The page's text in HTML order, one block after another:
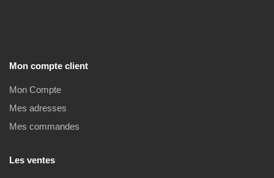
Mon compte client
Mon Compte
Mes adresses
Mes commandes
Les ventes